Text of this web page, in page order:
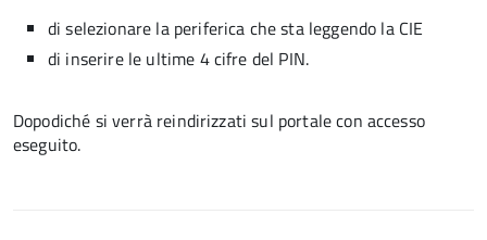
di selezionare la periferica che sta leggendo la CIE
di inserire le ultime 4 cifre del PIN.
Dopodiché si verrà reindirizzati sul portale con accesso
eseguito.